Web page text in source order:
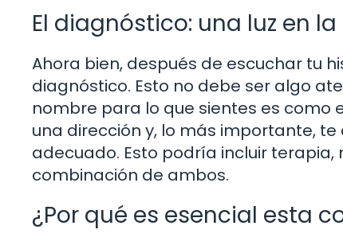
El diagnóstico: una luz en
Ahora bien, después de escuchar tu
diagnóstico. Esto no debe ser algo
nombre para lo que sientes es como
una dirección y, lo más importante,
adecuado. Esto podría incluir
combinación de ambos.
¿Por qué es esencial esta